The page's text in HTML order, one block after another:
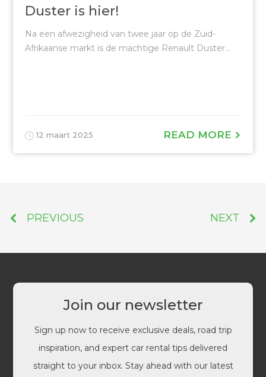
Duster is hier!
Na een afwezigheid van twee jaar op de Zuid-
Afrikaanse markt is de machtige Renault Duster...
12 maart 2025 READ MORE
PREVIOUS NEXT
Join our newsletter
Sign up now to receive exclusive deals, road trip
inspiration, and expert car rental tips delivered
straight to your inbox. Stay ahead with our latest